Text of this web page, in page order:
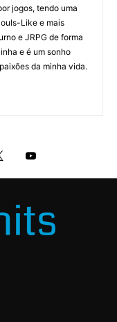
jogos, tendo uma
Like e mais
e JRPG de forma
e é um sonho
da minha vida.